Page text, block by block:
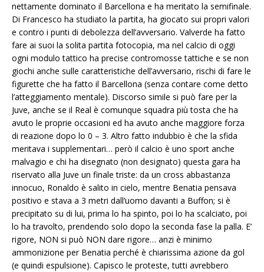
nettamente dominato il Barcellona e ha meritato la semifinale.
Di Francesco ha studiato la partita, ha giocato sui propri valori
e contro i punti di debolezza dell’avversario. Valverde ha fatto
fare ai suoi la solita partita fotocopia, ma nel calcio di oggi
ogni modulo tattico ha precise contromosse tattiche e se non
giochi anche sulle caratteristiche dell’avversario, rischi di fare le
figurette che ha fatto il Barcellona (senza contare come detto
l’atteggiamento mentale). Discorso simile si può fare per la
Juve, anche se il Real è comunque squadra più tosta che ha
avuto le proprie occasioni ed ha avuto anche maggiore forza
di reazione dopo lo 0 – 3. Altro fatto indubbio è che la sfida
meritava i supplementari… però il calcio è uno sport anche
malvagio e chi ha disegnato (non designato) questa gara ha
riservato alla Juve un finale triste: da un cross abbastanza
innocuo, Ronaldo è salito in cielo, mentre Benatia pensava
positivo e stava a 3 metri dall’uomo davanti a Buffon; si è
precipitato su di lui, prima lo ha spinto, poi lo ha scalciato, poi
lo ha travolto, prendendo solo dopo la seconda fase la palla. E’
rigore, NON si può NON dare rigore… anzi è minimo
ammonizione per Benatia perché è chiarissima azione da gol
(e quindi espulsione). Capisco le proteste, tutti avrebbero